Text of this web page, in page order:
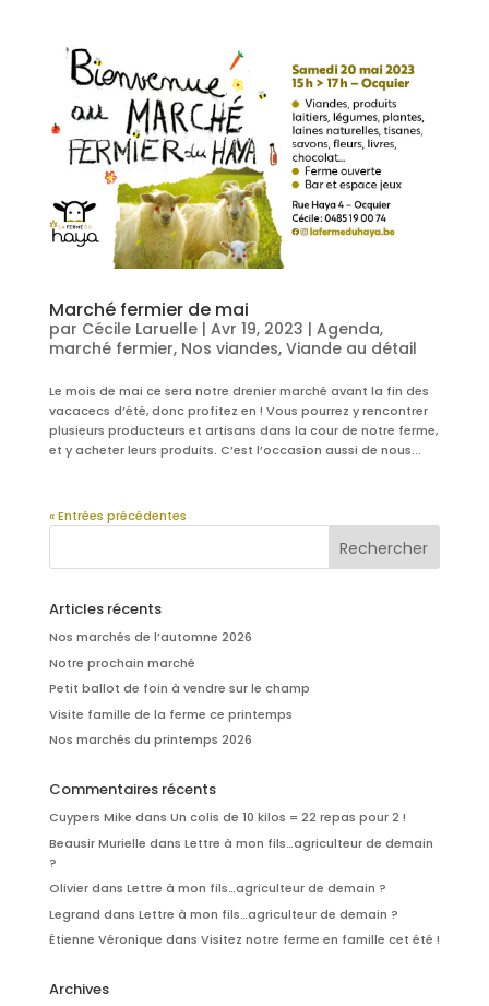
Marché fermier de mai
par Cécile Laruelle| Avr 19, 2023 | Agenda,
marché fermier, Nos viandes, Viande au détail
Le mois de mai ce sera notre drenier marché avant la fin des
vacacecs d’été, donc profitez en ! Vous pourrez y rencontrer
plusieurs producteurs et artisans dans la cour de notre ferme,
et y acheter leurs produits. C’est l’occasion aussi de nous...
« Entrées précédentes
Articles récents
Nos marchés de l’automne 2026
Notre prochain marché
Petit ballot de foin à vendre sur le champ
Visite famille de la ferme ce printemps
Nos marchés du printemps 2026
Commentaires récents
Cuypers Mike dans Un colis de 10 kilos = 22 repas pour 2 !
Beausir Murielle dans Lettre à mon fils…agriculteur de demain
?
Olivierdans Lettre à mon fils…agriculteur de demain ?
Legrand dans Lettre à mon fils…agriculteur de demain ?
Étienne Véronique dans Visitez notre ferme en famille cet été !
Archives